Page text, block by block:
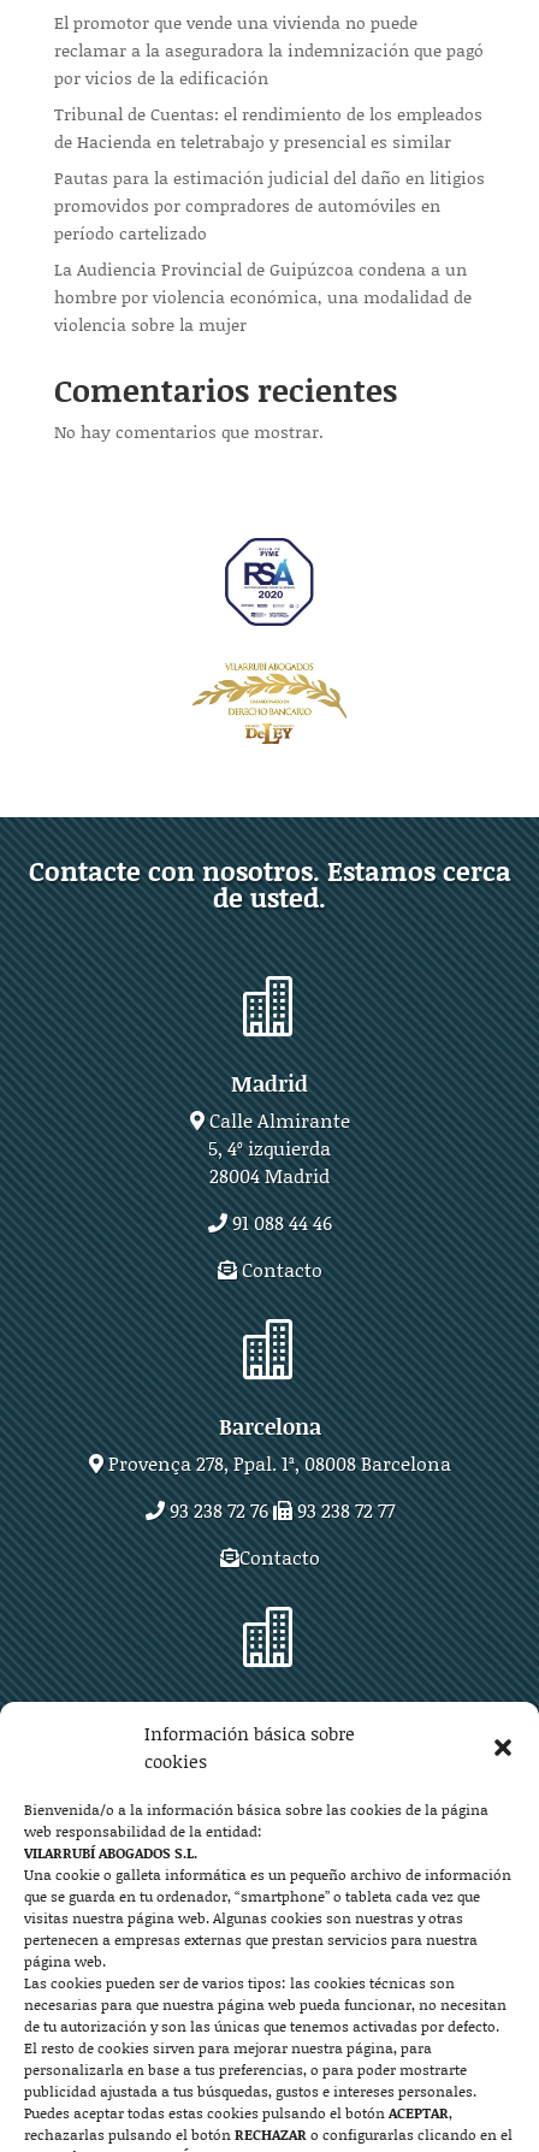
Información básica sobre
cookies
Bienvenida/o a la información básica sobre las cookies de la página
web responsabilidad de la entidad:
VILARRUBÍ ABOGADOS S.L.
Una cookie o galleta informática es un pequeño archivo de información
que se guarda en tu ordenador, “smartphone” o tableta cada vez que
visitas nuestra página web. Algunas cookies son nuestras y otras
pertenecen a empresas externas que prestan servicios para nuestra
página web.
Las cookies pueden ser de varios tipos: las cookies técnicas son
necesarias para que nuestra página web pueda funcionar, no necesitan
de tu autorización y son las únicas que tenemos activadas por defecto.
El resto de cookies sirven para mejorar nuestra página, para
personalizarla en base a tus preferencias, o para poder mostrarte
publicidad ajustada a tus búsquedas, gustos e intereses personales.
Puedes aceptar todas estas cookies pulsando el botónACEPTAR,
rechazarlas pulsando el botónRECHAZARo configurarlas clicando en el
El promotor que vende una vivienda no puede
reclamar a la aseguradora la indemnización que pagó
por vicios de la edificación
Tribunal de Cuentas: el rendimiento de los empleados
de Hacienda en teletrabajo y presencial es similar
Pautas para la estimación judicial del daño en litigios
promovidos por compradores de automóviles en
período cartelizado
La Audiencia Provincial de Guipúzcoa condena a un
hombre por violencia económica, una modalidad de
violencia sobre la mujer
Comentarios recientes
No hay comentarios que mostrar.
Contacte con nosotros. Estamos cerca
de usted.

Madrid
Calle Almirante
5, 4º izquierda
28004 Madrid
91 088 44 46
Contacto

Barcelona
Provença 278, Ppal. 1ª, 08008 Barcelona
93 238 72 76
93 238 72 77
Contacto

Plaza Aragón 10, planta 11ª, 50004 Zaragoza
976 219 571
976 225 209
Contacto

Mallorca
Josep Pla, n°6, 07400 Alcudia (Mallorca)
722 131 870
Contacto